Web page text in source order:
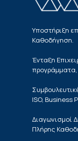
Υποστήριξη
Καθοδήγηση.
Ένταξη
προγράμματα,
ISO, Business
Διαγωνισμοί
Πλήρης